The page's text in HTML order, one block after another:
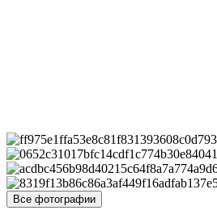
Все фотографии